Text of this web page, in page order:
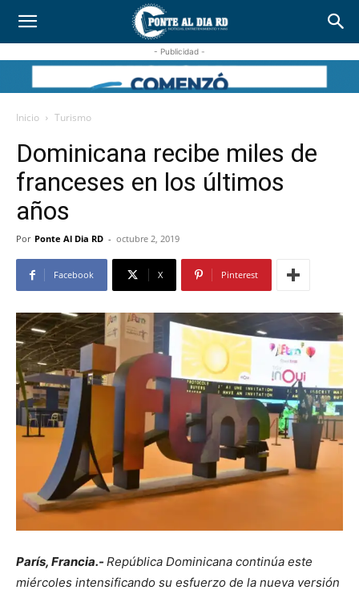
- Publicidad -
Inicio Turismo
Dominicana recibe miles de
franceses en los últimos
años
Por Ponte Al Dia RD - octubre 2, 2019
Facebook X Pinterest
París, Francia.- República Dominicana continúa este
miércoles intensificando su esfuerzo de la nueva versión